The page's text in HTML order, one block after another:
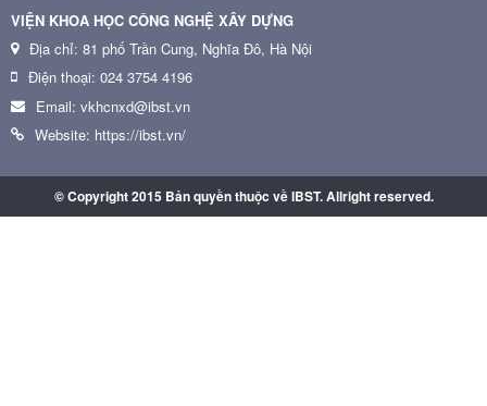
VIỆN KHOA HỌC CÔNG NGHỆ XÂY DỰNG
Địa chỉ: 81 phố Trần Cung, Nghĩa Đô, Hà Nội
Điện thoại: 024 3754 4196
Email: vkhcnxd@ibst.vn
Website: https://ibst.vn/
© Copyright 2015 Bản quyền thuộc về IBST. Allright reserved.